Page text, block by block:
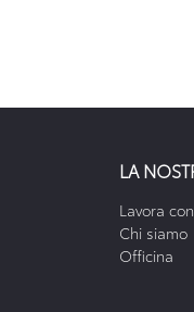
LA
Lavora
Chi siamo
Officina